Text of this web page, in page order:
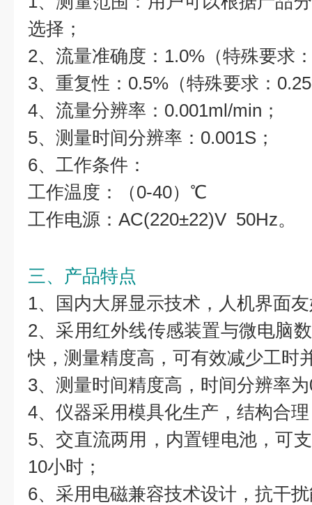
选择；
2、流量准确度：1.0%（特殊要求
3、重复性：0.5%（特殊要求：
4、流量分辨率：0.001ml/min；
5、测量时间分辨率：0.001S；
6、工作条件：
工作温度：（0-40）℃
工作电源：AC(220±22)V 50Hz。
三、产品特点
1、国内大屏显示技术，人机界面
2、采用红外线传感装置与微电脑
快，测量精度高，可有效减少工时
3、测量时间精度高，时间分辨率
4、仪器采用模具化生产，结构合
5、交直流两用，内置锂电池，可
10小时；
6、采用电磁兼容技术设计，抗干